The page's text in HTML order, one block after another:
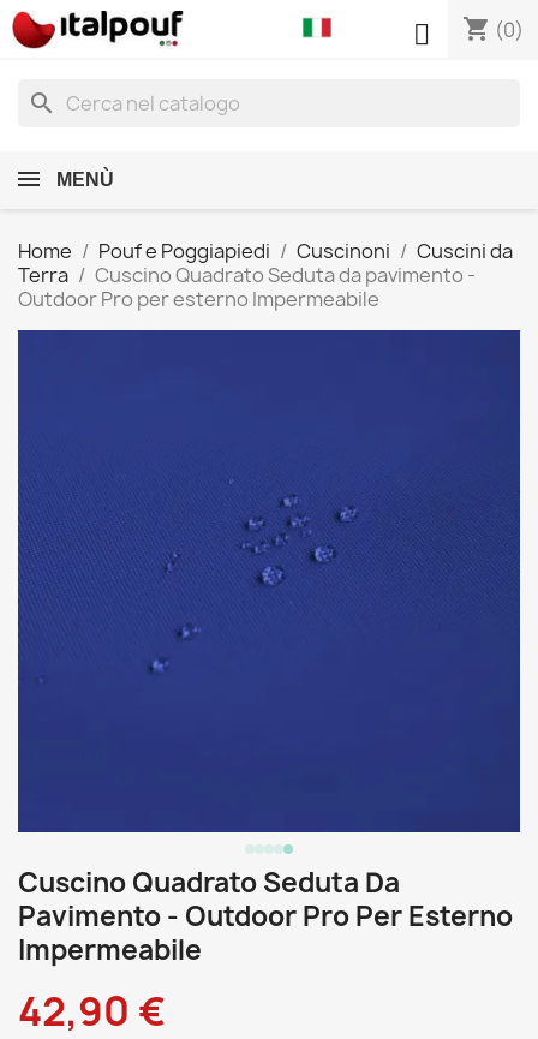
shopping_cart (0)

search
MENÙ
Home Pouf e Poggiapiedi Cuscinoni
Cuscini da
Terra
Cuscino Quadrato Seduta da pavimento -
Outdoor Pro per esterno Impermeabile
Cuscino Quadrato Seduta Da
Pavimento - Outdoor Pro Per Esterno
Impermeabile
42,90 €